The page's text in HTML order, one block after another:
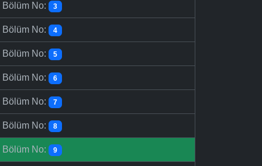
Bölüm No: 3
Bölüm No: 4
Bölüm No: 5
Bölüm No: 6
Bölüm No: 7
Bölüm No: 8
Bölüm No: 9